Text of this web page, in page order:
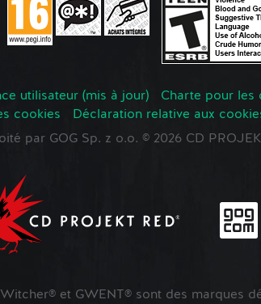
utilisateur (mis à jour) Charte pour les
cookies
Déclaration relative aux
par GOG Sp. z o.o. © 2026 CD
et GWENT® sont des marques